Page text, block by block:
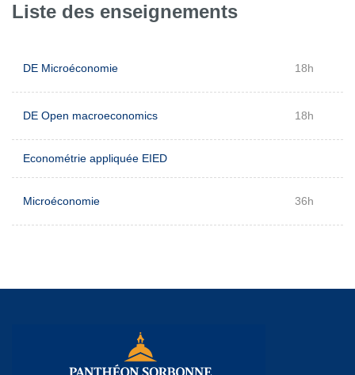
Liste des enseignements
DE Microéconomie 18h
DE Open macroeconomics 18h
Econométrie appliquée EIED
Microéconomie 36h